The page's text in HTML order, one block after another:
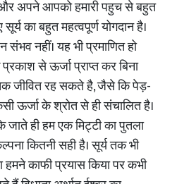
अपने आपको हमारी पहुच से बहुत
का बहुत महत्वपूर्ण योगदान है।
नहीं। यह भी प्रमाणित हो
से ऊर्जा प्राप्त कर बिना
जीवित रह सकते है, जैसे कि पेड़-
ऊर्जा के श्रोत से ही संचालित है।
ही हम एक मिट्टी का पुतला
कितनी सही है। सूर्य तक भी
हमने काफी प्रयास किया पर कभी